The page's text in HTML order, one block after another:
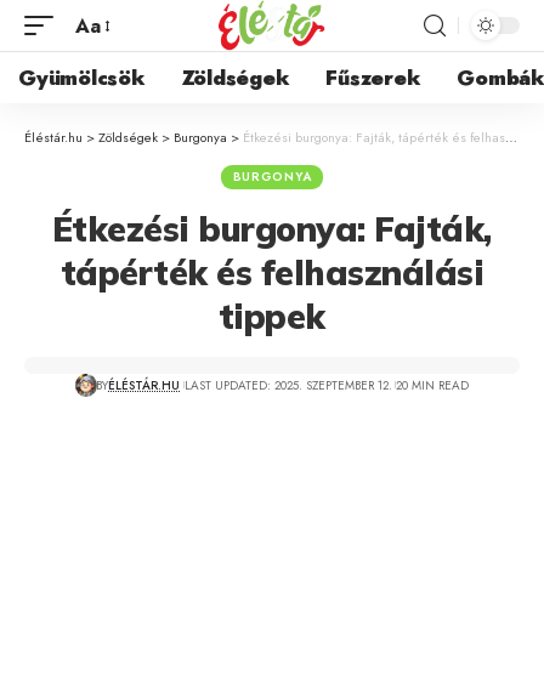
Aa
Gyümölcsök Zöldségek Fűszerek Gombák
Éléstár.hu >Zöldségek > Burgonya > Étkezési burgonya: Fajták, tápérték és felhasználási tippek
BURGONYA
Étkezési burgonya: Fajták,
tápérték és felhasználási
tippek
BYÉLÉSTÁR.HU LAST UPDATED: 2025. SZEPTEMBER 12. 20 MIN READ